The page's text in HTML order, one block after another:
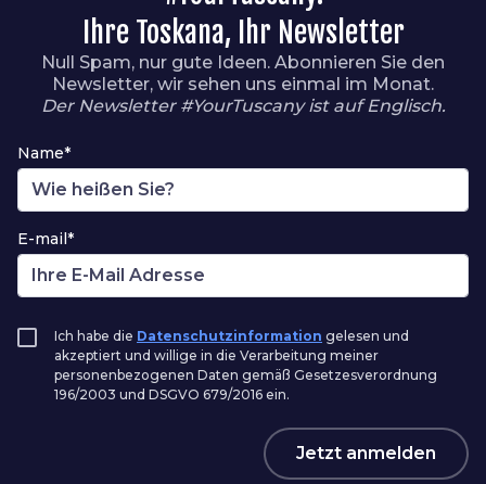
Ihre Toskana, Ihr Newsletter
Null Spam, nur gute Ideen. Abonnieren Sie den
Newsletter, wir sehen uns einmal im Monat.
Der Newsletter #YourTuscany ist auf Englisch.
Name*
E-mail*
Ich habe die Datenschutzinformation gelesen und
akzeptiert und willige in die Verarbeitung meiner
personenbezogenen Daten gemäß Gesetzesverordnung
196/2003 und DSGVO 679/2016 ein.
Jetzt anmelden